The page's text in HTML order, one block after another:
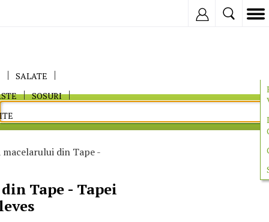
SALATE
SOSURI
macelarului din Tape -
Tape - Tapei